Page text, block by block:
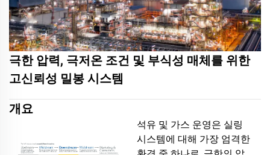
극한 압력, 극저온 조건 및 부식성 매체를 위한
고신뢰성 밀봉 시스템
개요
석유 및 가스 운영은 실링
시스템에 대해 가장 엄격한